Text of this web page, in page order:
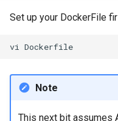
Set up your DockerFile
vi
Note
This next bit assumes